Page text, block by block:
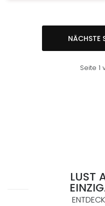
NÄCHSTE
Seite 1
LUST